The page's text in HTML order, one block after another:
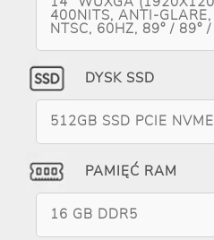
400NITS, ANTI-
NTSC, 60HZ, 89° / 89°
DYSK SSD
512GB SSD PCIE NVME
PAMIĘĆ RAM
16 GB DDR5